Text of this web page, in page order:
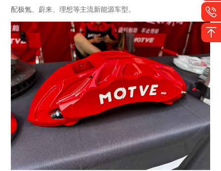
配极氪、蔚来、理想等主流新能源车型。